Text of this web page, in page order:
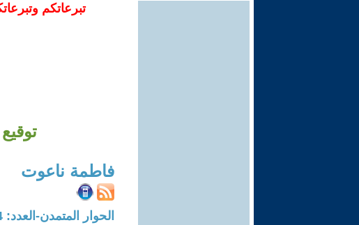
تبرعاتكم
فاطمة ناعوت
الحوار المتمدن-العدد: 8514 - 2025 / 11 / 2 - 10:46